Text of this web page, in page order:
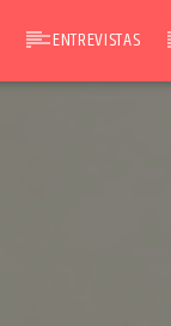
ENTREVISTAS